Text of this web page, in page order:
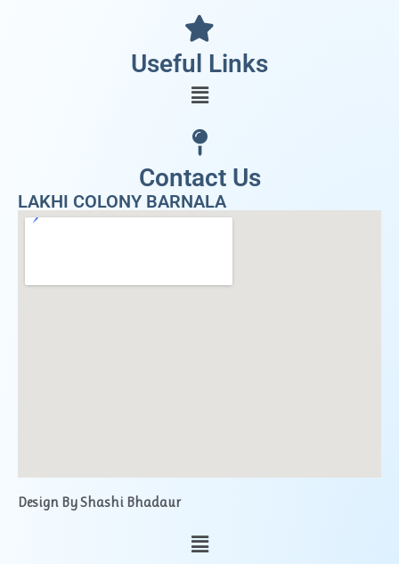
Useful Links
Contact Us
LAKHI COLONY BARNALA
Design By Shashi Bhadaur